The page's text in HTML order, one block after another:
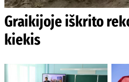
Graikijoje iškrito
kiekis